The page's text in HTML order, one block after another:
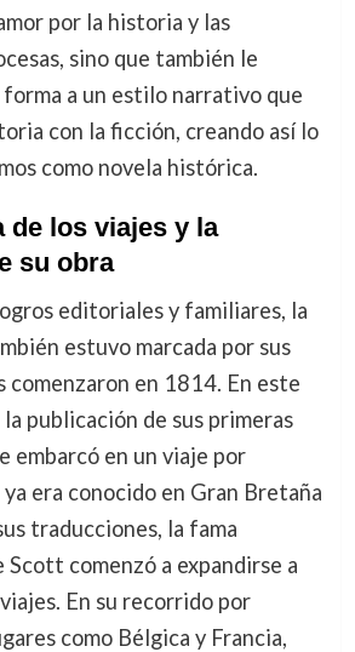
por la historia y las
sino que también le
a un estilo narrativo que
con la ficción, creando así lo
como novela histórica.
de los viajes y la
su obra
editoriales y familiares, la
estuvo marcada por sus
comenzaron en 1814. En este
la publicación de sus primeras
embarcó en un viaje por
era conocido en Gran Bretaña
traducciones, la fama
comenzó a expandirse a
En su recorrido por
como Bélgica y Francia,